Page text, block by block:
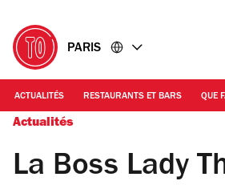
PARIS
ACTUALITÉS RESTAURANTS ET BARS QUE
Actualités
La Boss Lady